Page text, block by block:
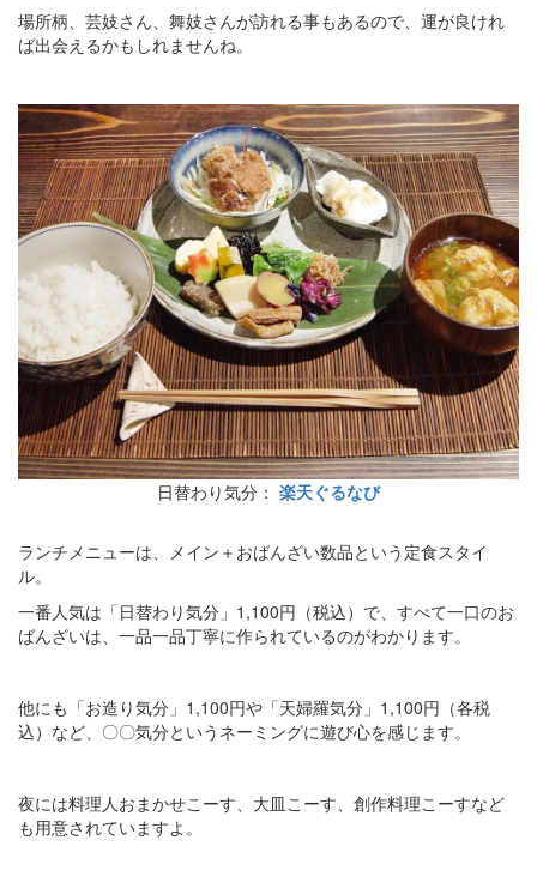
場所柄、芸妓さん、舞妓さんが訪れる事もあるので、運が良けれ
ば出会えるかもしれませんね。
日替わり気分： 楽天ぐるなび
ランチメニューは、メイン＋おばんざい数品という定食スタイ
ル。
一番人気は「日替わり気分」1,100円（税込）で、すべて一口のお
ばんざいは、一品一品丁寧に作られているのがわかります。
他にも「お造り気分」1,100円や「天婦羅気分」1,100円（各税
込）など、〇〇気分というネーミングに遊び心を感じます。
夜には料理人おまかせこーす、大皿こーす、創作料理こーすなど
も用意されていますよ。